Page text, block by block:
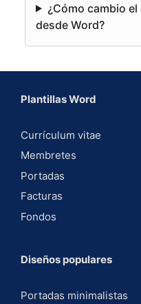
¿Cómo cambio
desde Word?
Plantillas Word
Currículum vitae
Membretes
Portadas
Facturas
Fondos
Diseños populares
Portadas minimalistas